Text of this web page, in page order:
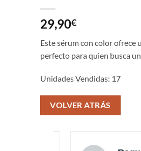
29,90€
Este sérum con color ofrece
perfecto para quien busca
Unidades Vendidas: 17
VOLVER ATRÁS